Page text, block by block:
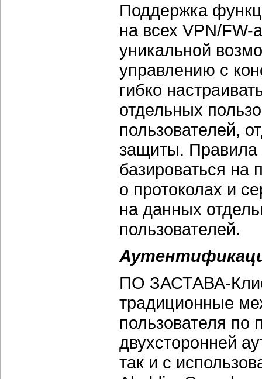
Поддержка
на всех VPN/
уникальной
управлению с
гибко
отдельных
пользователей,
защиты. Правила
базироваться на
о протоколах и
на данных
пользователей.
ПО ЗАСТАВА-
традиционные
пользователя по
двухсторонней
так и с